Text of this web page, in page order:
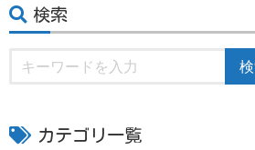
検索
カテゴリ一覧